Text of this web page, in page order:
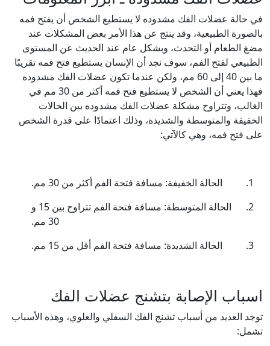
في حالة عضلات الفك مشدوده لا يستطيع الشخص أن يفتح فمه
بالصورة الطبيعية، وقد ينتج عن هذا الأمر بعض المشكلات عند
مضغ الطعام أو التحدث، وبشكل عام عند الحديث عن المستوى
الطبيعي لفتح الفم، سوف نجد أن الإنسان يستطيع فتح فمه تقريبًا
ما بين 40 إلى 60 مم، ولكن عندما تكون عضلات الفك مشدوده
فهذا يعني أن الشخص لا يستطيع فتح فمه أكثر من 30 مم في
الغالب، وتتراوح مشكلة عضلات الفك مشدوده بين الحالات
الخفيفة والمتوسطة والشديدة، وذلك اعتمادًا على قدرة الشخص
على فتح فمه، وهي كالآتي:
الحالة الخفيفة: مسافة فتحة الفم أكثر من 30 مم.
الحالة المتوسطة: مسافة فتحة الفم تتراوح بين 15 و
30 مم.
الحالة الشديدة: مسافة فتحة الفم أقل من 15 مم.
اسباب الإصابة بتشنج عضلات الفك
توجد العديد من أسباب تشنج الفك السفلي والعلوي، وهذه الأسباب
تشمل: